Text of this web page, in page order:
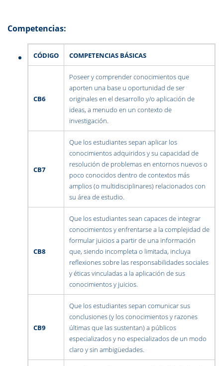
Competencias:
CÓDIGO COMPETENCIAS BÁSICAS
CB6
Poseer y comprender conocimientos que
aporten una base u oportunidad de ser
originales en el desarrollo y/o aplicación de
ideas, a menudo en un contexto de
investigación.
CB7
Que los estudiantes sepan aplicar los
conocimientos adquiridos y su capacidad de
resolución de problemas en entornos nuevos o
poco conocidos dentro de contextos más
amplios (o multidisciplinares) relacionados con
su área de estudio.
CB8
Que los estudiantes sean capaces de integrar
conocimientos y enfrentarse a la complejidad de
formular juicios a partir de una información
que, siendo incompleta o limitada, incluya
reflexiones sobre las responsabilidades sociales
y éticas vinculadas a la aplicación de sus
conocimientos y juicios.
CB9
Que los estudiantes sepan comunicar sus
conclusiones (y los conocimientos y razones
últimas que las sustentan) a públicos
especializados y no especializados de un modo
claro y sin ambigüedades.